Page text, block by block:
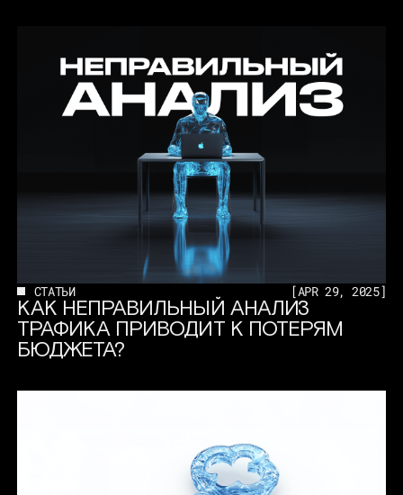
СТАТЬИ [APR 29, 2025]
КАК НЕПРАВИЛЬНЫЙ АНАЛИЗ
ТРАФИКА ПРИВОДИТ К ПОТЕРЯМ
БЮДЖЕТА?